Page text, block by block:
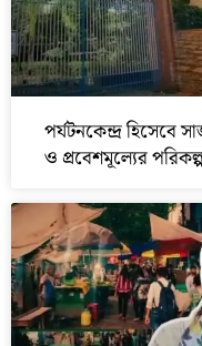
পর্যটনকেন্দ্র হিসেবে
ও প্রবেশমূল্যের